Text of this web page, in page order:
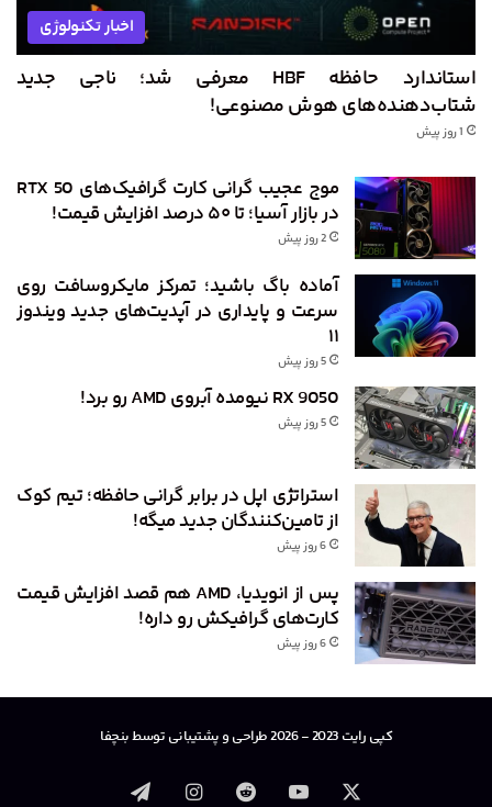
اخبار تکنولوژی
استاندارد حافظه HBF معرفی شد؛ ناجی جدید
شتاب‌دهنده‌های هوش مصنوعی!
1 روز پیش
موج عجیب گرانی کارت گرافیک‌های RTX 50
در بازار آسیا؛ تا ۵۰ درصد افزایش قیمت!
2 روز پیش
آماده باگ باشید؛ تمرکز مایکروسافت روی
سرعت و پایداری در آپدیت‌های جدید ویندوز
۱۱
5 روز پیش
RX 9050 نیومده آبروی AMD رو برد!
5 روز پیش
استراتژی اپل در برابر گرانی حافظه؛ تیم کوک
از تامین‌کنندگان جدید میگه!
6 روز پیش
پس از انویدیا، AMD هم قصد افزایش قیمت
کارت‌های گرافیکش رو داره!
6 روز پیش
کپی رایت 2023 - 2026 طراحی و پشتیبانی توسط بنچفا
X یوتیوب‫رددیتاینستاگرامتلگرام